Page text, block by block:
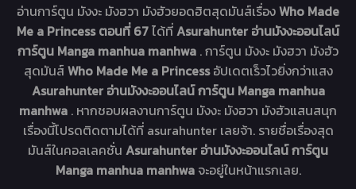
อ่านการ์ตูน มังงะ มังฮวา มังฮัวยอดฮิตสุดมันส์เรื่องWho Made
Me a Princess ตอนที่ 67ได้ที่Asurahunter อ่านมังงะออนไลน์
การ์ตูน Manga manhua manhwa . การ์ตูน มังงะ มังฮวา มังฮัว
สุดมันส์ Who Made Me a Princessอัปเดตเร็วไวยิ่งกว่าแสง
Asurahunter อ่านมังงะออนไลน์ การ์ตูน Manga manhua
manhwa . หากชอบผลงานการ์ตูน มังงะ มังฮวา มังฮัวแสนสนุก
เรื่องนี้โปรดติดตามได้ที่ asurahunter เลยจ้า. รายชื่อเรื่องสุด
มันส์ในคอลเลคชั่น Asurahunter อ่านมังงะออนไลน์ การ์ตูน
Manga manhua manhwa จะอยู่ในหน้าแรกเลย.